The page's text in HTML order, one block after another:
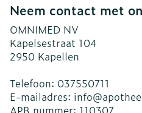
Neem contact met
OMNIMED NV
Kapelsestraat 104
2950 Kapellen
Telefoon: 037550711
E-mailadres: info@
APB nummer: 110307